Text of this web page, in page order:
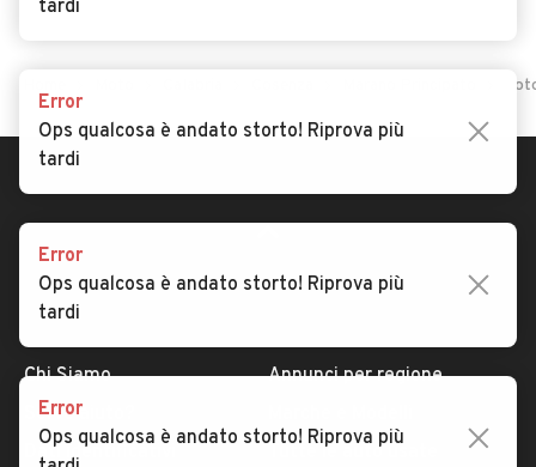
Chi Siamo
Serve aiuto?
Dati identificativi
Annunci per regione
Tutte le auto usate
tardi
Error
Ops qualcosa è andato storto! Riprova più
tardi
Error
Ops qualcosa è andato storto! Riprova più
tardi
Error
Ops qualcosa è andato storto! Riprova più